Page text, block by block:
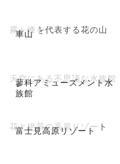
車山
霧ヶ峰を代表する花の山
蓼科アミューズメント水
族館
天空にある不思議な水族館
富士見高原リゾート
花と絶景の高原リゾート